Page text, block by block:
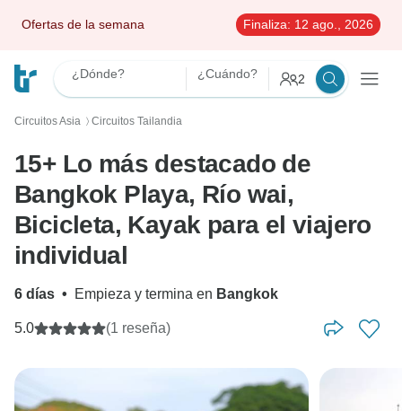
Ofertas de la semana Finaliza: 12 ago., 2026
¿Dónde? ¿Cuándo? 2
Circuitos Asia 〉 Circuitos Tailandia
15+ Lo más destacado de
Bangkok Playa, Río wai,
Bicicleta, Kayak para el viajero
individual
6 días • Empieza y termina en Bangkok
5.0 (1 reseña)